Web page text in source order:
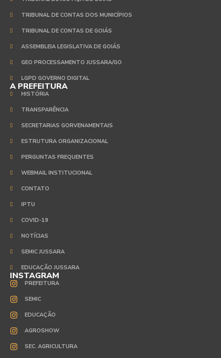
TRIBUNAL DE CONTAS DOS MUNICÍPIOS
TRIBUNAL DE CONTAS DE GOIÁS
ASSEMBLEIA LEGISLATIVA DE GOIÁS
GEO PROCESSAMENTO JUSSARA/GO
LGPD GOVERNO DIGITAL
A PREFEITURA
HISTÓRIA
TRANSPARÊNCIA
SECRETARIAS GORVENAMENTAIS
ESTRUTURA ORGANIZACIONAL
PERGUNTAS FREQUENTES
WEBMAIL INSTITUCIONAL
CONTATO
IPTU
COVID-19
NOTÍCIAS
SEMIC JUSSARA
EDUCAÇÃO JUSSARA
INSTAGRAM
PREFEITURA
SEMIC
EDUCAÇÃO
AGROSHOW
SEC. AGRICULTURA